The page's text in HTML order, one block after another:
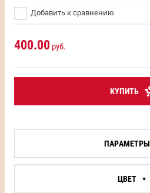
Добавить к сравнению
400.00 руб.
КУПИТЬ
ПАРАМЕТРЫ
ЦВЕТ